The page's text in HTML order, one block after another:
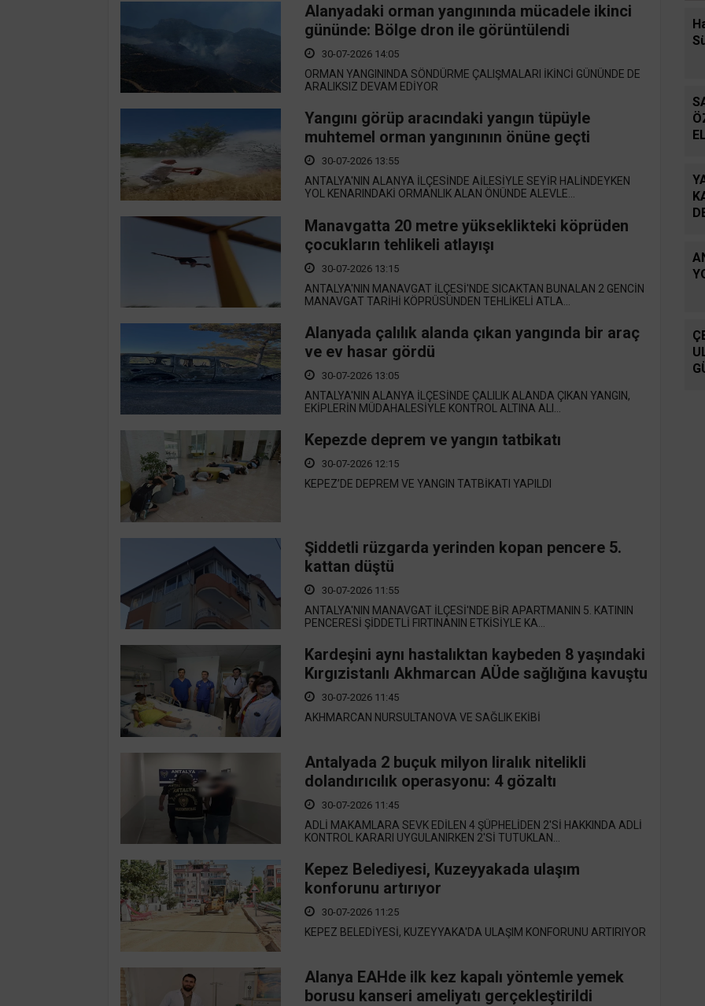
Alanyadaki orman yangınında mücadele ikinci
gününde: Bölge dron ile görüntülendi
30-07-2026 14:05
ORMAN YANGININDA SÖNDÜRME ÇALIŞMALARI İKİNCİ GÜNÜNDE DE
ARALIKSIZ DEVAM EDİYOR
Yangını görüp aracındaki yangın tüpüyle
muhtemel orman yangınının önüne geçti
30-07-2026 13:55
ANTALYA'NIN ALANYA İLÇESİNDE AİLESİYLE SEYİR HALİNDEYKEN
YOL KENARINDAKİ ORMANLIK ALAN ÖNÜNDE ALEVLE...
Manavgatta 20 metre yükseklikteki köprüden
çocukların tehlikeli atlayışı
30-07-2026 13:15
ANTALYA'NIN MANAVGAT İLÇESİ'NDE SICAKTAN BUNALAN 2 GENCİN
MANAVGAT TARİHİ KÖPRÜSÜNDEN TEHLİKELİ ATLA...
Alanyada çalılık alanda çıkan yangında bir araç
ve ev hasar gördü
30-07-2026 13:05
ANTALYA'NIN ALANYA İLÇESİNDE ÇALILIK ALANDA ÇIKAN YANGIN,
EKİPLERİN MÜDAHALESİYLE KONTROL ALTINA ALI...
Kepezde deprem ve yangın tatbikatı
30-07-2026 12:15
KEPEZ’DE DEPREM VE YANGIN TATBİKATI YAPILDI
Şiddetli rüzgarda yerinden kopan pencere 5.
kattan düştü
30-07-2026 11:55
ANTALYA'NIN MANAVGAT İLÇESİ'NDE BİR APARTMANIN 5. KATININ
PENCERESİ ŞİDDETLİ FIRTINANIN ETKİSİYLE KA...
Kardeşini aynı hastalıktan kaybeden 8 yaşındaki
Kırgızistanlı Akhmarcan AÜde sağlığına kavuştu
30-07-2026 11:45
AKHMARCAN NURSULTANOVA VE SAĞLIK EKİBİ
Antalyada 2 buçuk milyon liralık nitelikli
dolandırıcılık operasyonu: 4 gözaltı
30-07-2026 11:45
ADLİ MAKAMLARA SEVK EDİLEN 4 ŞÜPHELİDEN 2'Sİ HAKKINDA ADLİ
KONTROL KARARI UYGULANIRKEN 2'Sİ TUTUKLAN...
Kepez Belediyesi, Kuzeyyakada ulaşım
konforunu artırıyor
30-07-2026 11:25
KEPEZ BELEDİYESİ, KUZEYYAKA'DA ULAŞIM KONFORUNU ARTIRIYOR
Alanya EAHde ilk kez kapalı yöntemle yemek
borusu kanseri ameliyatı gerçekleştirildi